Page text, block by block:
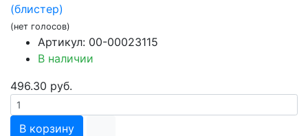
(блистер)
(нет голосов)
Артикул: 00-00023115
В наличии
496.30 руб.
В корзину